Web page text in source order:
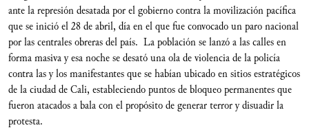
ante la represión desatada por el gobierno contra la movilización pacífica
que se inició el 28 de abril, día en el que fue convocado un paro nacional
por las centrales obreras del país. La población se lanzó a las calles en
forma masiva y esa noche se desató una ola de violencia de la policía
contra las y los manifestantes que se habían ubicado en sitios estratégicos
de la ciudad de Cali, estableciendo puntos de bloqueo permanentes que
fueron atacados a bala con el propósito de generar terror y disuadir la
protesta.